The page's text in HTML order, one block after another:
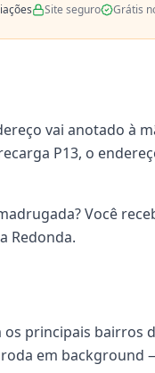
Site seguro Grátis
vai anotado à
P13, o
Você
Redonda.
principais bairros
em